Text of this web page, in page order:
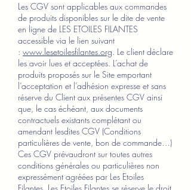
Les CGV sont applicables aux commandes
de produits disponibles sur le dite de vente
en ligne de LES ETOILES FILANTES
accessible via le lien suivant
: www.lesetoilesfilantes.org. Le client déclare
les avoir lues et acceptées. L’achat de
produits proposés sur le Site emportant
l’acceptation et l’adhésion expresse et sans
réserve du Client aux présentes CGV ainsi
que, le cas échéant, aux documents
contractuels existants complétant ou
amendant lesdites CGV (Conditions
particulières de vente, bon de commande…)
Ces CGV prévaudront sur toutes autres
conditions générales ou particulières non
expressément agréées par Les Etoiles